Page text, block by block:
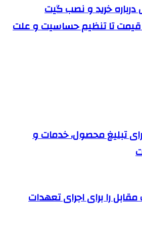
خرید و نصب گیت
تا تنظیم حساسیت و علت
تبلیغ محصول، خدمات و
مقابل را برای اجرای تعهدات